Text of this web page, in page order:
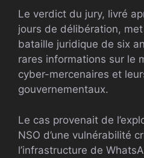
Le verdict du jury, livré
jours de délibération,
bataille juridique de six
rares informations sur le
cyber-mercenaires et
gouvernementaux.
Le cas provenait de
NSO d’une vulnérabilité
l’infrastructure de